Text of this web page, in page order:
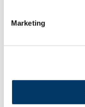
Marketing
STAFF